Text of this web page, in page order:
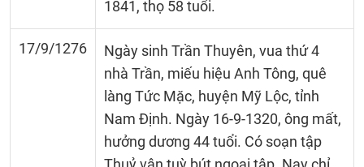
1841, thọ 58 tuổi.
17/9/1276
Ngày sinh Trần Thuyên, vua thứ 4
nhà Trần, miếu hiệu Anh Tông, quê
làng Tức Mặc, huyện Mỹ Lộc, tỉnh
Nam Định. Ngày 16-9-1320, ông mất,
hưởng dương 44 tuổi. Có soạn tập